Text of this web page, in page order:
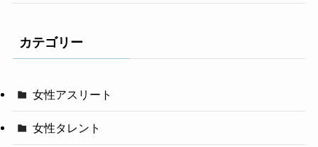
カテゴリー
女性アスリート
女性タレント